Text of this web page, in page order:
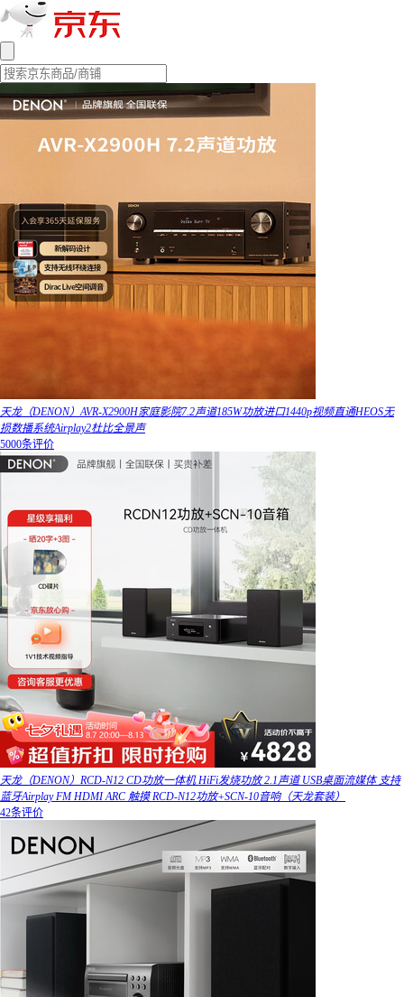
天龙（DENON）AVR-X2900H家庭影院7.2声道185W功放进口1440p视频直通HEOS无
损数播系统Airplay2杜比全景声
5000条评价
天龙（DENON）RCD-N12 CD功放一体机 HiFi发烧功放 2.1声道 USB桌面流媒体 支持
蓝牙Airplay FM HDMI ARC 触摸 RCD-N12功放+SCN-10音响（天龙套装）
42条评价